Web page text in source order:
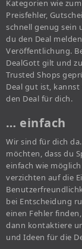
Kategorien wie
Preisfehler,
schnell genug sein
du den Deal
Veröffentlichung.
DealGott gilt und
Trusted Shops
Deal gut ist,
den Deal für dich.
… einfach
Wir sind für dich
möchten, dass du
einfach wie
verzichten auf die
bei Entscheidung
einen Fehler
dann kontaktiere
und Ideen für die